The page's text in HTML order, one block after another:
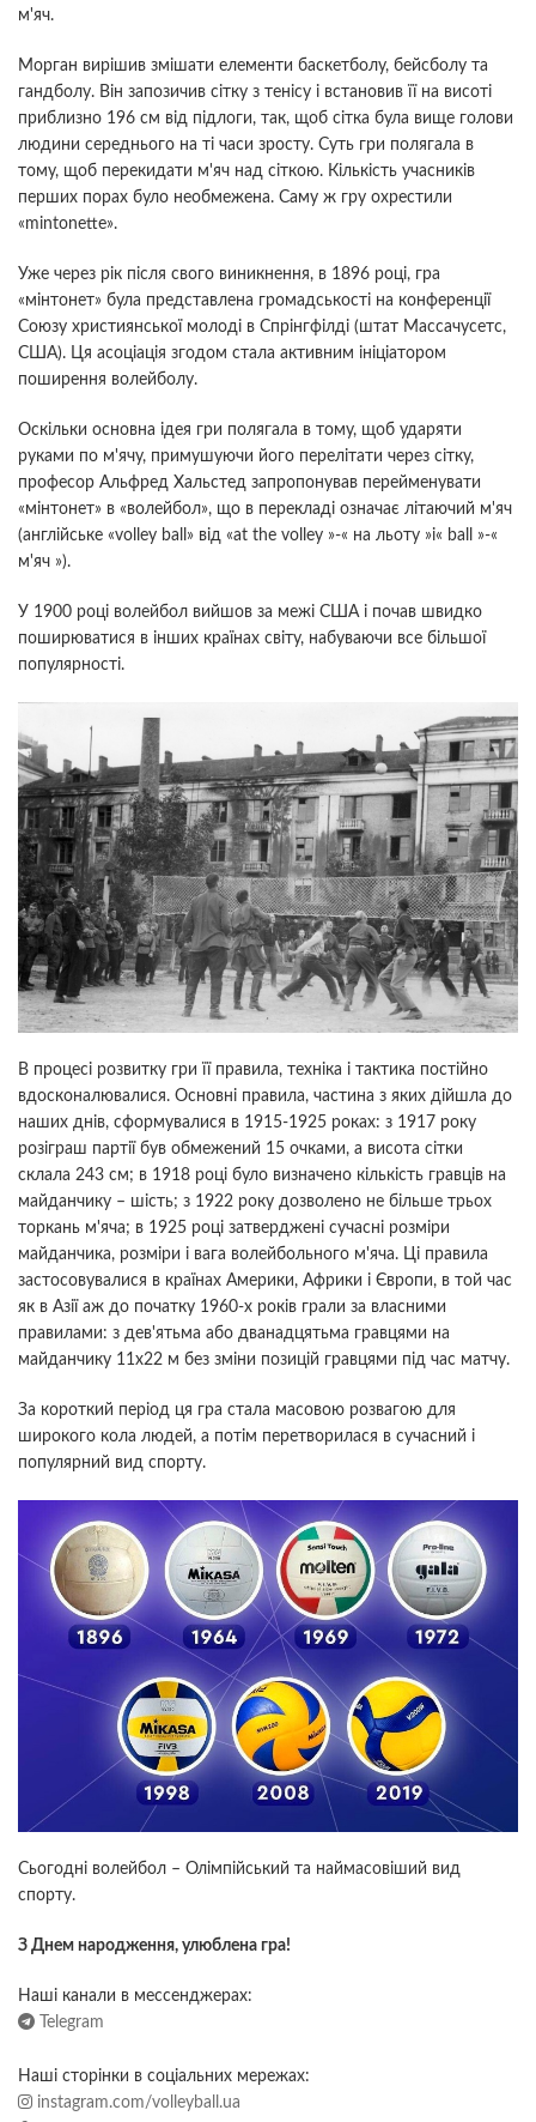
м'яч.
Морган вирішив змішати елементи баскетболу, бейсболу та
гандболу. Він запозичив сітку з тенісу і встановив її на висоті
приблизно 196 см від підлоги, так, щоб сітка була вище голови
людини середнього на ті часи зросту. Суть гри полягала в
тому, щоб перекидати м'яч над сіткою. Кількість учасників
перших порах було необмежена. Саму ж гру охрестили
«mintonette».
Уже через рік після свого виникнення, в 1896 році, гра
«мінтонет» була представлена громадськості на конференції
Союзу християнської молоді в Спрінгфілді (штат Массачусетс,
США). Ця асоціація згодом стала активним ініціатором
поширення волейболу.
Оскільки основна ідея гри полягала в тому, щоб ударяти
руками по м'ячу, примушуючи його перелітати через сітку,
професор Альфред Хальстед запропонував перейменувати
«мінтонет» в «волейбол», що в перекладі означає літаючий м'яч
(англійське «volley ball» від «at the volley »-« на льоту »і« ball »-«
м'яч »).
У 1900 році волейбол вийшов за межі США і почав швидко
поширюватися в інших країнах світу, набуваючи все більшої
популярності.
В процесі розвитку гри її правила, техніка і тактика постійно
вдосконалювалися. Основні правила, частина з яких дійшла до
наших днів, сформувалися в 1915-1925 роках: з 1917 року
розіграш партії був обмежений 15 очками, а висота сітки
склала 243 см; в 1918 році було визначено кількість гравців на
майданчику – шість; з 1922 року дозволено не більше трьох
торкань м'яча; в 1925 році затверджені сучасні розміри
майданчика, розміри і вага волейбольного м'яча. Ці правила
застосовувалися в країнах Америки, Африки і Європи, в той час
як в Азії аж до початку 1960-х років грали за власними
правилами: з дев'ятьма або дванадцятьма гравцями на
майданчику 11х22 м без зміни позицій гравцями під час матчу.
За короткий період ця гра стала масовою розвагою для
широкого кола людей, а потім перетворилася в сучасний і
популярний вид спорту.
Сьогодні волейбол – Олімпійський та наймасовіший вид
спорту.
З Днем народження, улюблена гра!
Наші канали в мессенджерах:
Telegram
Наші сторінки в соціальних мережах:
instagram.com/volleyball.ua